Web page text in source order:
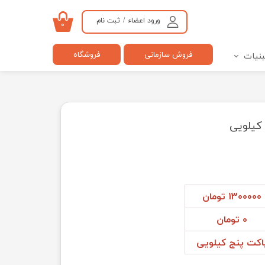
ورود اعضاء / ثبت نام
تغییر گذر واژه
خروج از حساب کاربری
۰
فروش سازمانی فروشگاه
1300000 تومان
0 تومان
پنج کیلویی